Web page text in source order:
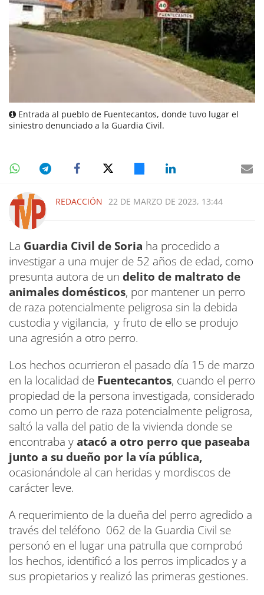
Entrada al pueblo de Fuentecantos, donde tuvo lugar el
siniestro denunciado a la Guardia Civil.
REDACCIÓN 22 DE MARZO DE 2023, 13:44
La Guardia Civil de Soria ha procedido a
investigar a una mujer de 52 años de edad, como
presunta autora de un delito de maltrato de
animales domésticos, por mantener un perro
de raza potencialmente peligrosa sin la debida
custodia y vigilancia, y fruto de ello se produjo
una agresión a otro perro.
Los hechos ocurrieron el pasado día 15 de marzo
en la localidad de Fuentecantos, cuando el perro
propiedad de la persona investigada, considerado
como un perro de raza potencialmente peligrosa,
saltó la valla del patio de la vivienda donde se
encontraba yatacó a otro perro que paseaba
junto a su dueño por la vía pública,
ocasionándole al can heridas y mordiscos de
carácter leve.
A requerimiento de la dueña del perro agredido a
través del teléfono 062 de la Guardia Civil se
personó en el lugar una patrulla que comprobó
los hechos, identificó a los perros implicados y a
sus propietarios y realizó las primeras gestiones.